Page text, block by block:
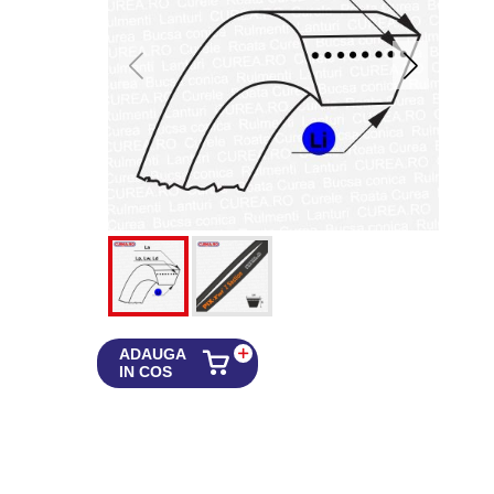
ADAUGA
IN COS